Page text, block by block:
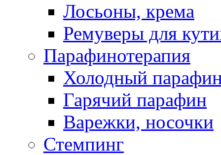
Лосьоны, крема
Ремуверы для
Парафинотерапия
Холодный
Гарячий парафин
Варежки, носочки
Стемпинг